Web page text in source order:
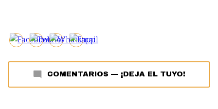
COMENTARIOS — ¡DEJA EL TUYO!